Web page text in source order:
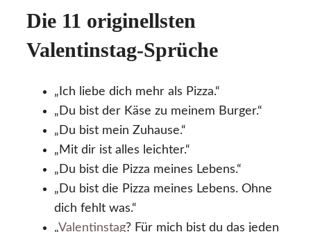
Die 11 originellsten
Valentinstag-Sprüche
„Ich liebe dich mehr als Pizza.“
„Du bist der Käse zu meinem Burger.“
„Du bist mein Zuhause.“
„Mit dir ist alles leichter.“
„Du bist die Pizza meines Lebens.“
„Du bist die Pizza meines Lebens. Ohne
dich fehlt was.“
„Valentinstag? Für mich bist du das jeden